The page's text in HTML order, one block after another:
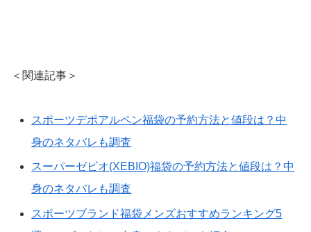
＜関連記事＞
スポーツデポアルペン福袋の予約方法と値段は？中
身のネタバレも調査
スーパーゼビオ(XEBIO)福袋の予約方法と値段は？中
身のネタバレも調査
スポーツブランド福袋メンズおすすめランキング5